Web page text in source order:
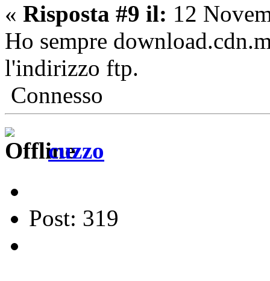
« Risposta #9 il: 12
Ho sempre
l'indirizzo ftp.
Connesso
cuzzo
Post: 319